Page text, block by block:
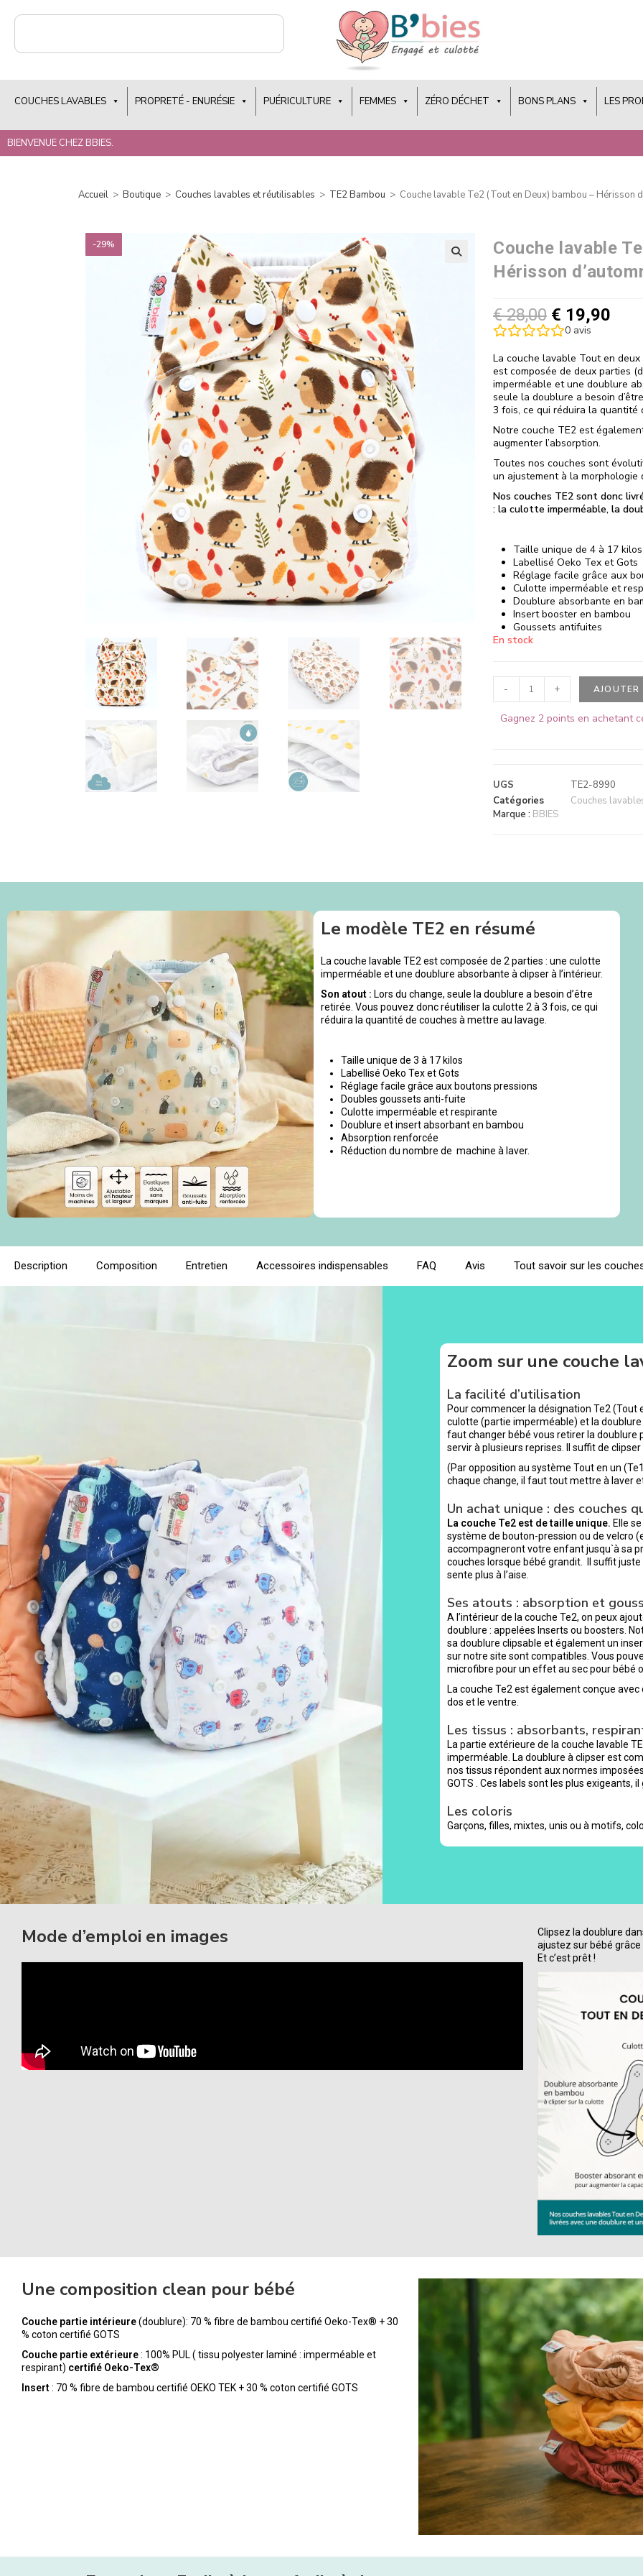
COUCHES LAVABLES PROPRETÉ - ENURÉSIE PUÉRICULTURE FEMMES ZÉRO DÉCHET BONS PLANS LES
BIENVENUE CHEZ BBIES.
Accueil > Boutique > Couches lavables et réutilisables > TE2 Bambou > Couche lavable Te2 (Tout en Deux) bambou – Hérisson
-29%
Couche lavable
Hérisson
€28,00 € 19,90
0avis
La couche lavable Tout en
est composée de deux parties
imperméable et une doublure
seule la doublure a besoin
3 fois, ce qui réduira la quantité
Notre couche TE2 est
augmenter l’absorption.
Toutes nos couches sont
un ajustement à la
Nos couches TE2 sont donc
: la culotte imperméable, la
Taille unique de 4 à 17 kilos
Labellisé Oeko Tex et Gots
Réglage facile grâce aux
Culotte imperméable et
Doublure absorbante en
Insert booster en bambou
Goussets antifuites
En stock
- + AJOUTER
Gagnez 2 points en achetant
UGS
TE2-8990
Catégories
Couches
Marque : BBIES
Le modèle TE2 en résumé
La couche lavable TE2 est composée de 2 parties : une culotte
imperméable et une doublure absorbante à clipser à l’intérieur.
Son atout : Lors du change, seule la doublure a besoin d’être
retirée. Vous pouvez donc réutiliser la culotte 2 à 3 fois, ce qui
réduira la quantité de couches à mettre au lavage.
Taille unique de 3 à 17 kilos
Labellisé Oeko Tex et Gots
Réglage facile grâce aux boutons pressions
Doubles goussets anti-fuite
Culotte imperméable et respirante
Doublure et insert absorbant en bambou
Absorption renforcée
Réduction du nombre de machine à laver.
Description Composition Entretien Accessoires indispensables FAQ Avis Tout savoir sur les
Zoom sur une couche
La facilité d’utilisation
Pour commencer la désignation Te2 (Tout
culotte (partie imperméable) et la doublure
faut changer bébé vous retirer la
servir à plusieurs reprises. Il suffit de
(Par opposition au système Tout en un
chaque change, il faut tout mettre à laver
Un achat unique : des couches
La couche Te2 est de taille unique. Elle
système de bouton-pression ou de velcro
accompagneront votre enfant jusqu`à sa
couches lorsque bébé grandit. Il suffit
sente plus à l’aise.
Ses atouts : absorption et
A l’intérieur de la couche Te2, on peux
doublure : appelées Inserts ou boosters.
sa doublure clipsable et également un
sur notre site sont compatibles. Vous
microfibre pour un effet au sec pour bébé
La couche Te2 est également conçue
dos et le ventre.
Les tissus : absorbants,
La partie extérieure de la couche lavable
imperméable. La doublure à clipser est
nos tissus répondent aux normes
GOTS . Ces labels sont les plus exigeants,
Les coloris
Garçons, filles, mixtes, unis ou à motifs,
Mode d’emploi en images
Clipsez la doublure
ajustez sur bébé grâce
Et c’est prêt !
Une composition clean pour bébé
Couche partie intérieure(doublure): 70 % fibre de bambou certifié Oeko-Tex® + 30
% coton certifié GOTS
Couche partie extérieure: 100% PUL ( tissu polyester laminé : imperméable et
respirant) certifié Oeko-Tex®
Insert: 70 % fibre de bambou certifié OEKO TEK + 30 % coton certifié GOTS